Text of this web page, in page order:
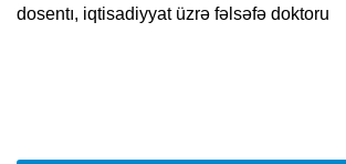
dosentı, iqtisadiyyat üzrə fəlsəfə doktoru